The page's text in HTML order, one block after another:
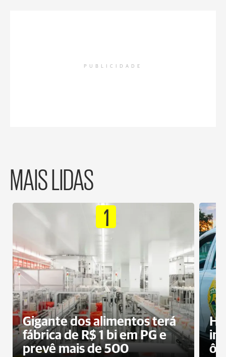
PUBLICIDADE
MAIS LIDAS
1
Gigante dos alimentos terá
fábrica de R$ 1 bi em PG e
prevê mais de 500